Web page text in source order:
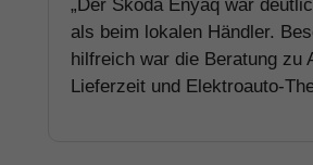
„Der Skoda Enyaq war
als beim lokalen Händler.
hilfreich war die Beratung zu
Lieferzeit und Elektroauto-